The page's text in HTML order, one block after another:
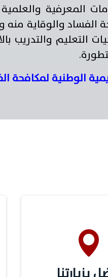
المعرفية
الفساد والوقاية منه
التعليم والتدريب
الوطنية لمكافحة